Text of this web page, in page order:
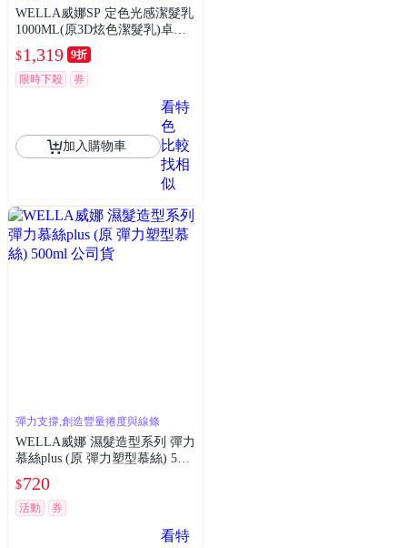
WELLA威娜SP 定色光感潔髮乳
1000ML(原3D炫色潔髮乳)卓冠
公司貨
$1,319 9折
限時下殺
券
加入購物車
看特
色
比較
找相
似
彈力支撐,創造豐量捲度與線條
WELLA威娜 濕髮造型系列 彈力
慕絲plus (原 彈力塑型慕絲) 500
ml 公司貨
$720
活動 券
看特